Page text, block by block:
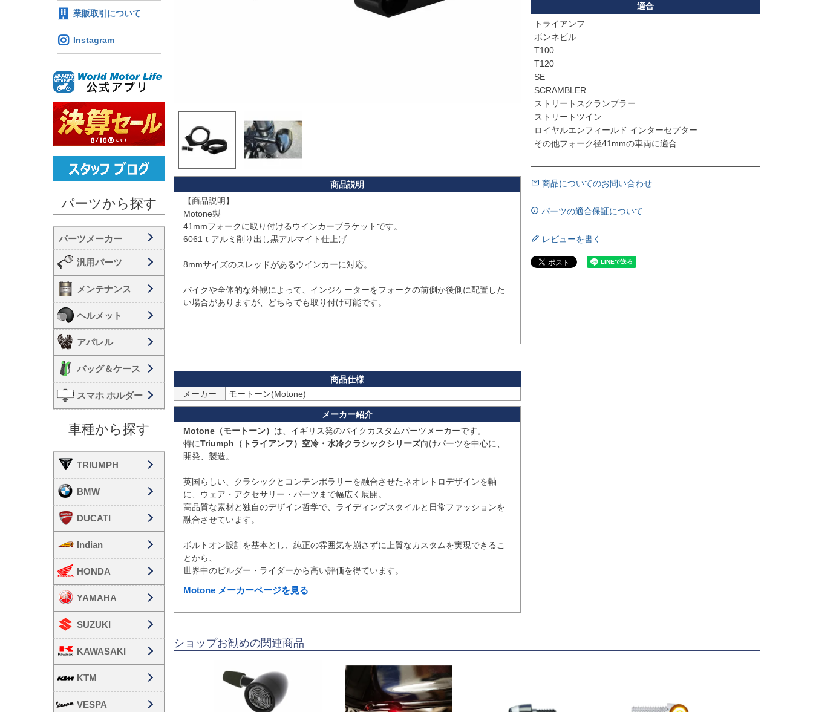
業販取引について
Instagram
パーツから探す
汎用パーツ
メンテナンス
ヘルメット
アパレル
バッグ＆ケース
スマホ ホルダー
車種から探す
TRIUMPH
BMW
DUCATI
Indian
HONDA
YAMAHA
SUZUKI
KAWASAKI
KTM
VESPA
【商品説明】
Motone製
41mmフォークに取り付けるウインカーブラケットです。
6061ｔアルミ削り出し黒アルマイト仕上げ
8mmサイズのスレッドがあるウインカーに対応。
バイクや全体的な外観によって、インジケーターをフォークの前側か後側に配置した
い場合がありますが、どちらでも取り付け可能です。
メーカー
Motone（モートーン） は、イギリス発のバイクカスタムパーツメーカーです。
特にTriumph（トライアンフ）空冷・水冷クラシックシリーズ向けパーツを中心に、
開発、製造。
英国らしい、クラシックとコンテンポラリーを融合させたネオレトロデザインを軸
に、ウェア・アクセサリー・パーツまで幅広く展開。
高品質な素材と独自のデザイン哲学で、ライディングスタイルと日常ファッションを
融合させています。
ボルトオン設計を基本とし、純正の雰囲気を崩さずに上質なカスタムを実現できるこ
とから、
Motone メーカーページを見る
適合
トライアンフ
ボンネビル
T100
T120
SE
SCRAMBLER
ストリートスクランブラー
ストリートツイン
ロイヤルエンフィールド インターセプター
その他フォーク径41mmの車両に適合
商品についてのお問い合わせ
パーツの適合保証について
レビューを書く
ショップお勧めの関連商品